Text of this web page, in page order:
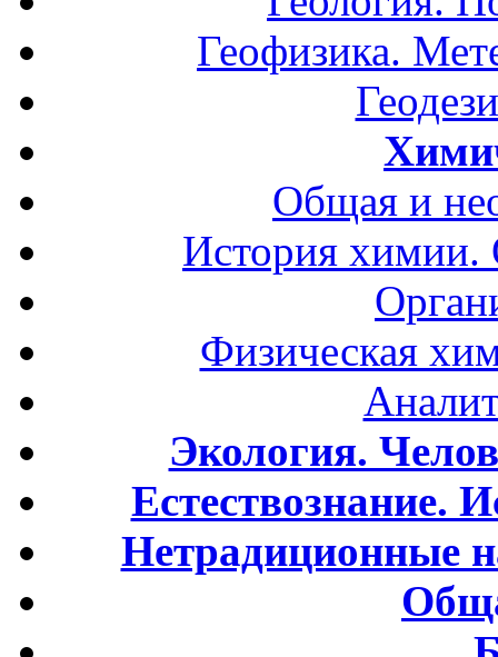
Геофизика.
Общая и
История
Физическая
Экология.
Естествознание.
Нетрадиционные